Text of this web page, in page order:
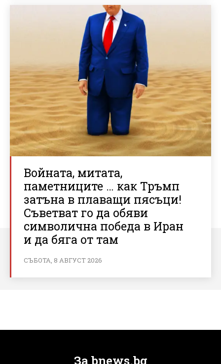
Войната, митата,
паметниците … как Тръмп
затъна в плаващи пясъци!
Съветват го да обяви
символична победа в Иран
и да бяга от там
СЪБОТА, 8 АВГУСТ 2026
За bnews.bg